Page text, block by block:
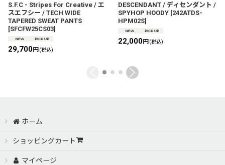
S.F.C - Stripes For Creative / エ
スエフシー / TECH WIDE
TAPERED SWEAT PANTS
[SFCFW25CS03]
29,700円(税込)
DESCENDANT / ディセンダント /
SPYHOP HOODY [242ATDS-
HPM02S]
22,000円(税込)
ホーム
ショッピングカート
マイページ